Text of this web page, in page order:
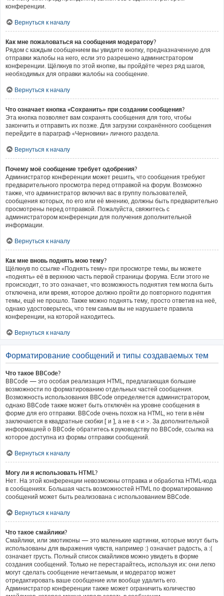
конференции.
Вернуться к началу
Как мне пожаловаться на сообщения модератору?
Рядом с каждым сообщением вы увидите кнопку, предназначенную для
отправки жалобы на него, если это разрешено администратором
конференции. Щёлкнув по этой кнопке, вы пройдёте через ряд шагов,
необходимых для оправки жалобы на сообщение.
Вернуться к началу
Что означает кнопка «Сохранить» при создании сообщения?
Эта кнопка позволяет вам сохранять сообщения для того, чтобы
закончить и отправить их позже. Для загрузки сохранённого сообщения
перейдите в параграф «Черновики» личного раздела.
Вернуться к началу
Почему моё сообщение требует одобрения?
Администратор конференции может решить, что сообщения требуют
предварительного просмотра перед отправкой на форум. Возможно
также, что администратор включил вас в группу пользователей,
сообщения которых, по его или её мнению, должны быть предварительно
просмотрены перед отправкой. Пожалуйста, свяжитесь с
администратором конференции для получения дополнительной
информации.
Вернуться к началу
Как мне вновь поднять мою тему?
Щёлкнув по ссылке «Поднять тему» при просмотре темы, вы можете
«поднять» её в верхнюю часть первой страницы форума. Если этого не
происходит, то это означает, что возможность поднятия тем могла быть
отключена, или время, которое должно пройти до повторного поднятия
темы, ещё не прошло. Также можно поднять тему, просто ответив на неё,
однако удостоверьтесь, что тем самым вы не нарушаете правила
конференции, на которой находитесь.
Вернуться к началу
Форматирование сообщений и типы создаваемых тем
Что такое BBCode?
BBCode — это особая реализация HTML, предлагающая большие
возможности по форматированию отдельных частей сообщения.
Возможность использования BBCode определяется администратором,
однако BBCode также может быть отключён на уровне сообщения в
форме для его отправки. BBCode очень похож на HTML, но теги в нём
заключаются в квадратные скобки [ и ], а не в < и >. За дополнительной
информацией о BBCode обратитесь к руководству по BBCode, ссылка на
которое доступна из формы отправки сообщений.
Вернуться к началу
Могу ли я использовать HTML?
Нет. На этой конференции невозможны отправка и обработка HTML-кода
в сообщениях. Большая часть возможностей HTML по форматированию
сообщений может быть реализована с использованием BBCode.
Вернуться к началу
Что такое смайлики?
Смайлики, или эмотиконы — это маленькие картинки, которые могут быть
использованы для выражения чувств, например :) означает радость, а :(
означает грусть. Полный список смайликов можно увидеть в форме
создания сообщений. Только не перестарайтесь, используя их: они легко
могут сделать сообщение нечитаемым, и модератор может
отредактировать ваше сообщение или вообще удалить его.
Администратор конференции также может ограничить количество